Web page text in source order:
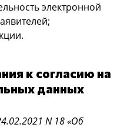
электронной
к согласию на
данных
N 18 «Об